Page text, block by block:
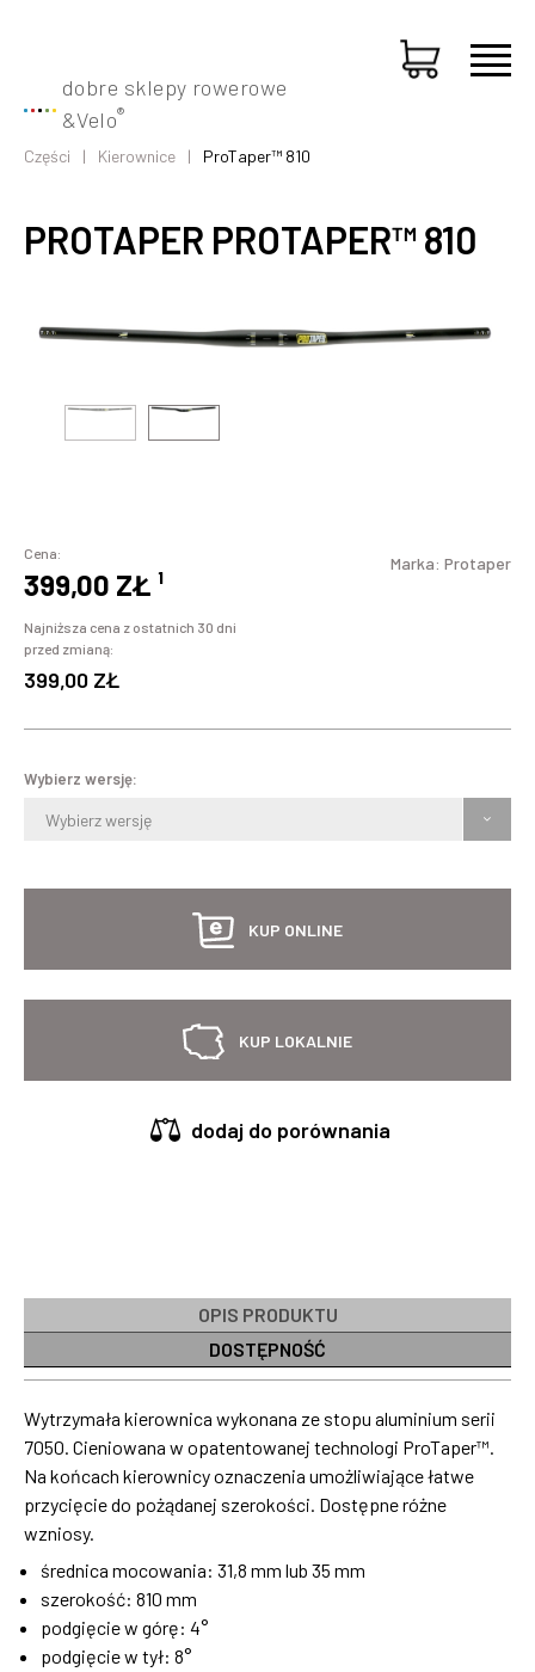
dobre sklepy rowerowe
&Velo®
Części Kierownice ProTaper™ 810
PROTAPER PROTAPER™ 810
Cena:
399,00 ZŁ ¹
Najniższa cena z ostatnich 30 dni
przed zmianą:
399,00 ZŁ
Marka: Protaper
Wybierz wersję:
Wybierz wersję
KUP ONLINE
KUP LOKALNIE
dodaj do porównania
OPIS PRODUKTU
DOSTĘPNOŚĆ
Wytrzymała kierownica wykonana ze stopu aluminium serii
7050. Cieniowana w opatentowanej technologi ProTaper™.
Na końcach kierownicy oznaczenia umożliwiające łatwe
przycięcie do pożądanej szerokości. Dostępne różne
wzniosy.
średnica mocowania: 31,8 mm lub 35 mm
szerokość: 810 mm
podgięcie w górę: 4°
podgięcie w tył: 8°